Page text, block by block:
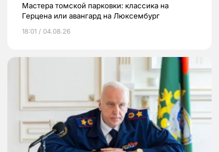
Мастера томской парковки: классика на
Герцена или авангард на Люксембург
18:01 / 04.08.26